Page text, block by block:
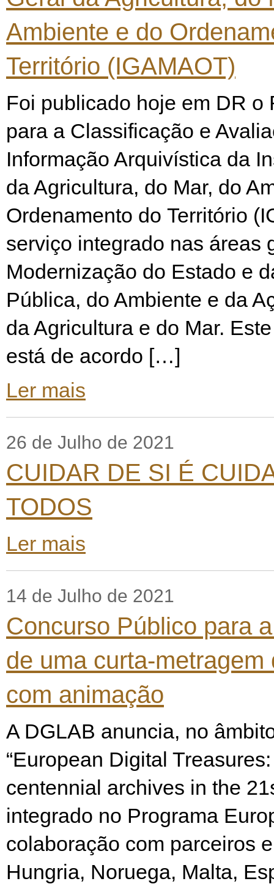
Ambiente e do
Território (IGAMAOT)
Foi publicado hoje em DR o
para a Classificação e
Informação Arquivística da
da Agricultura, do Mar, do
Ordenamento do Território
serviço integrado nas áreas
Modernização do Estado e
Pública, do Ambiente e da
da Agricultura e do Mar.
está de acordo […]
Ler mais
26 de Julho de 2021
CUIDAR DE SI É
TODOS
Ler mais
14 de Julho de 2021
Concurso Público para
de uma curta-metragem
com animação
A DGLAB anuncia, no
“European Digital
centennial archives in the
integrado no Programa
colaboração com parceiros
Hungria, Noruega, Malta,